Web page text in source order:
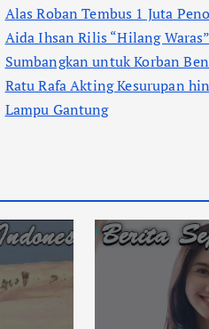
Alas Roban Tembus 1 Juta
Aida Ihsan Rilis “Hilang
Sumbangkan untuk Korban
Ratu Rafa Akting Kesurupan
Lampu Gantung